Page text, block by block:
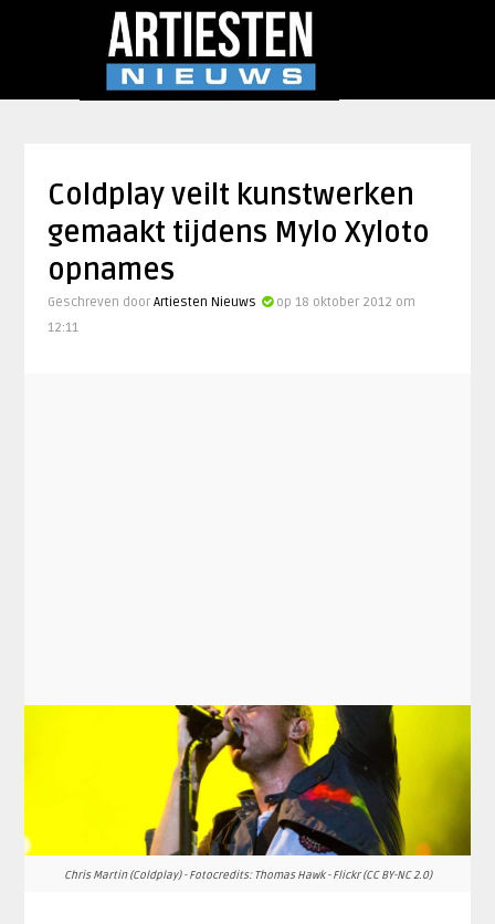
Coldplay veilt kunstwerken
gemaakt tijdens Mylo Xyloto
opnames
Geschreven door Artiesten Nieuws
op 18 oktober 2012 om
12:11
Chris Martin (Coldplay) - Fotocredits: Thomas Hawk - Flickr (CC BY-NC 2.0)